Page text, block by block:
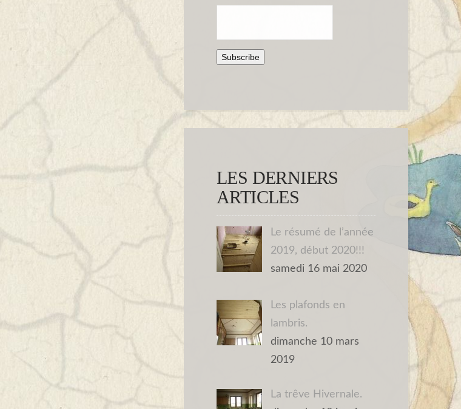
LES DERNIERS
ARTICLES
Le résumé de l’année
2019, début 2020!!!
samedi 16 mai 2020
Les plafonds en
lambris.
dimanche 10 mars
2019
La trêve Hivernale.